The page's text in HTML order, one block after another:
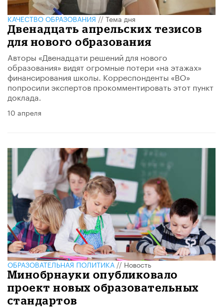
КАЧЕСТВО ОБРАЗОВАНИЯ//Тема дня
Двенадцать апрельских тезисов
для нового образования
Авторы «Двенадцати решений для нового
образования» видят огромные потери «на этажах»
финансирования школы. Корреспонденты «ВО»
попросили экспертов прокомментировать этот пункт
доклада.
10 апреля
ОБРАЗОВАТЕЛЬНАЯ ПОЛИТИКА//Новость
Минобрнауки опубликовало
проект новых образовательных
стандартов